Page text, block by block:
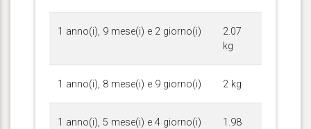
1 anno(i), 9 mese(i) e 2 giorno(i)
2.07
kg
1 anno(i), 8 mese(i) e 9 giorno(i) 2 kg
1 anno(i), 5 mese(i) e 4 giorno(i)
1.98